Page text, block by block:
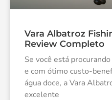
Vara Albatroz
Review Completo
Se você está
e com ótimo custo-
água doce, a Vara
excelente